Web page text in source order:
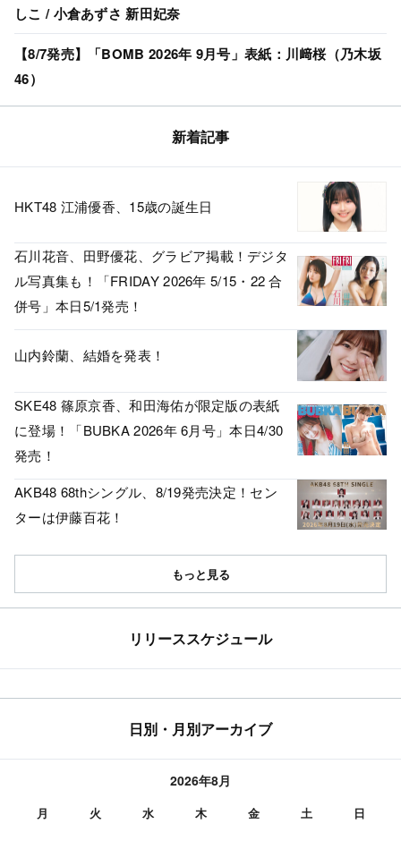
しこ / 小倉あずさ 新田妃奈
【8/7発売】「BOMB 2026年 9月号」表紙：川﨑桜（乃木坂
46）
新着記事
HKT48 江浦優香、15歳の誕生日
石川花音、田野優花、グラビア掲載！デジタ
ル写真集も！「FRIDAY 2026年 5/15・22 合
併号」本日5/1発売！
山内鈴蘭、結婚を発表！
SKE48 篠原京香、和田海佑が限定版の表紙
に登場！「BUBKA 2026年 6月号」本日4/30
発売！
AKB48 68thシングル、8/19発売決定！セン
ターは伊藤百花！
もっと見る
リリーススケジュール
日別・月別アーカイブ
2026年8月
月 火 水 木 金 土 日